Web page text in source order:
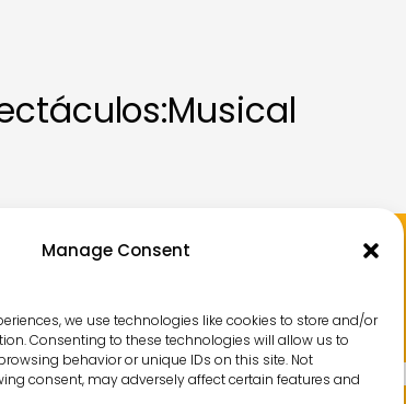
Manage Consent
we use technologies like cookies to store and/or
Consenting to these technologies will allow us to
behavior or unique IDs on this site. Not
consent, may adversely affect certain features and
Musical
Invention of Love
un joven y una bella
cantante